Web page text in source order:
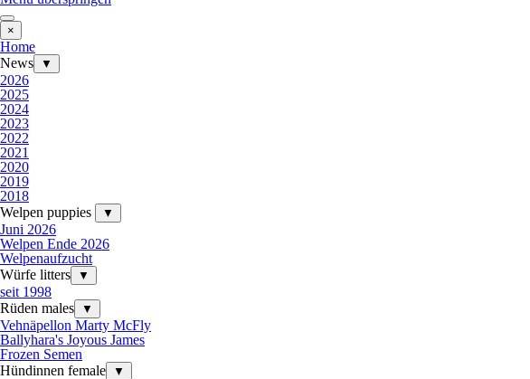
×
Home
News
▼
2026
2025
2024
2023
2022
2021
2020
2019
2018
Welpen puppies
▼
Juni 2026
Welpen Ende 2026
Welpenaufzucht
Würfe litters
▼
seit 1998
Rüden males
▼
Vehnäpellon Marty McFly
Ballyhara's Joyous James
Frozen Semen
Hündinnen female
▼